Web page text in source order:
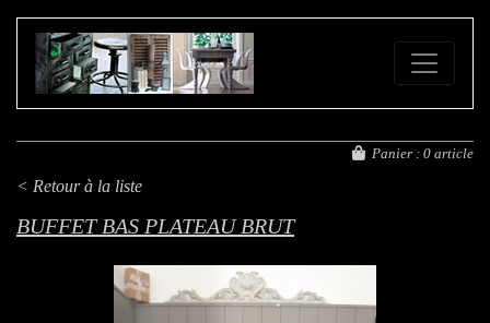
Panier : 0 article
< Retour à la liste
BUFFET BAS PLATEAU BRUT